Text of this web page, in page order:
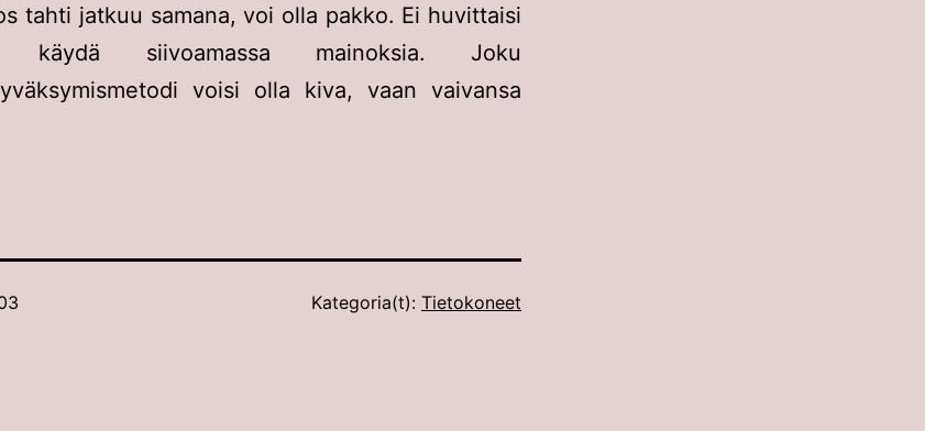
tahti jatkuu samana, voi olla pakko. Ei huvittaisi
siivoamassa mainoksia. Joku
voisi olla kiva, vaan vaivansa
Kategoria(t): Tietokoneet